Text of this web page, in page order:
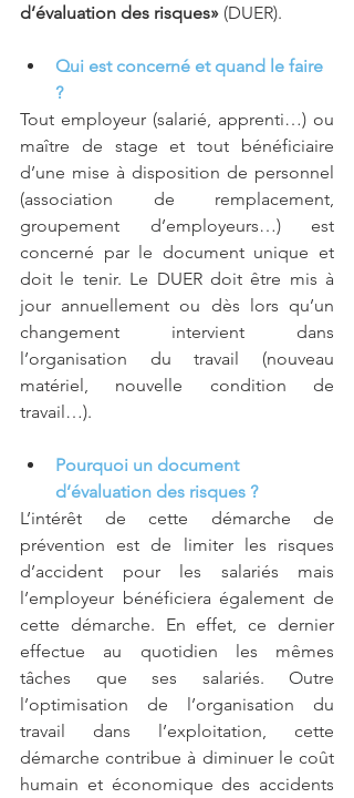
d’évaluation des risques» (DUER).
Qui est concerné et quand le faire
?
Tout employeur (salarié, apprenti…) ou
maître de stage et tout bénéficiaire
d’une mise à disposition de personnel
(association de remplacement,
groupement d’employeurs…) est
concerné par le document unique et
doit le tenir. Le DUER doit être mis à
jour annuellement ou dès lors qu’un
changement intervient dans
l’organisation du travail (nouveau
matériel, nouvelle condition de
travail…).
Pourquoi un document
d’évaluation des risques ?
L’intérêt de cette démarche de
prévention est de limiter les risques
d’accident pour les salariés mais
l’employeur bénéficiera également de
cette démarche. En effet, ce dernier
effectue au quotidien les mêmes
tâches que ses salariés. Outre
l’optimisation de l’organisation du
travail dans l’exploitation, cette
démarche contribue à diminuer le coût
humain et économique des accidents